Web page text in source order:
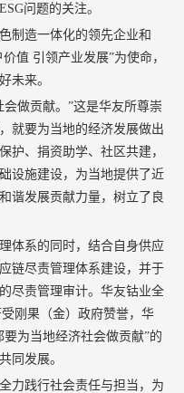
问题的关注。
制造一体化的领先企业和
值 引领产业发展”为使命，
未来。
做贡献。”这是华友所尊崇
就要为当地的经济发展做出
护、捐资助学、社区共建，
设施建设，为当地提供了近
谐发展贡献力量，树立了良
体系的同时，结合自身供应
链尽责管理体系建设，并于
尽责管理审计。华友钴业全
刚果（金）政府赞誉，华
为当地经济社会做贡献”的
同发展。
力践行社会责任与担当，为